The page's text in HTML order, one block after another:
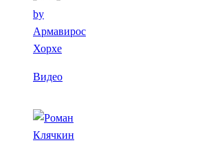
by
Армавирос
Хорхе
Видео